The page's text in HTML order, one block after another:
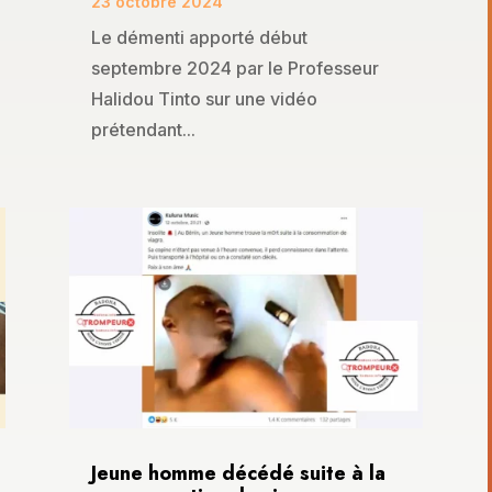
Le démenti apporté début
septembre 2024 par le Professeur
Halidou Tinto sur une vidéo
prétendant...
Jeune homme décédé suite à la